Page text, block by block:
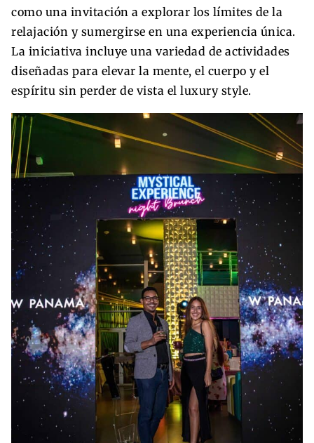
como una invitación a explorar los límites de la
relajación y sumergirse en una experiencia única.
La iniciativa incluye una variedad de actividades
diseñadas para elevar la mente, el cuerpo y el
espíritu sin perder de vista el luxury style.